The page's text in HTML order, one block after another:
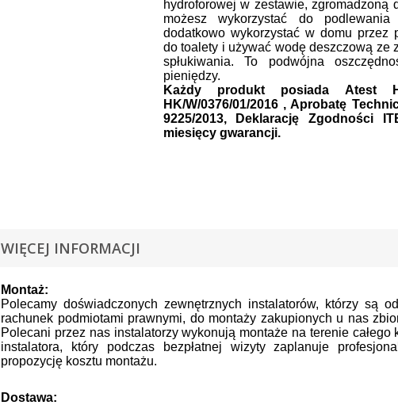
hydroforowej w zestawie, zgromadzoną
możesz wykorzystać do
dodatkowo wykorzystać w domu przez
do toalety i używać wodę deszczową ze
spłukiwania. To podwójna
pieniędzy.
Każdy produkt posiada Atest
HK/W/0376/01/2016 , Aprobatę
9225/2013, Deklarację Zgodności
miesięcy gwarancji.
WIĘCEJ INFORMACJI
Montaż:
Polecamy doświadczonych zewnętrznych instalatorów, którzy są
rachunek podmiotami prawnymi, do montaży zakupionych u nas
Polecani przez nas instalatorzy wykonują montaże na terenie
instalatora, który podczas bezpłatnej wizyty zaplanuje
propozycję kosztu montażu.
Dostawa: